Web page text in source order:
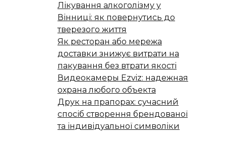
Лікування алкоголізму у
Вінниці: як повернутись до
тверезого життя
Як ресторан або мережа
доставки знижує витрати на
пакування без втрати якості
Видеокамеры Ezviz: надежная
охрана любого объекта
Друк на прапорах: сучасний
спосіб створення брендованої
та індивідуальної символіки